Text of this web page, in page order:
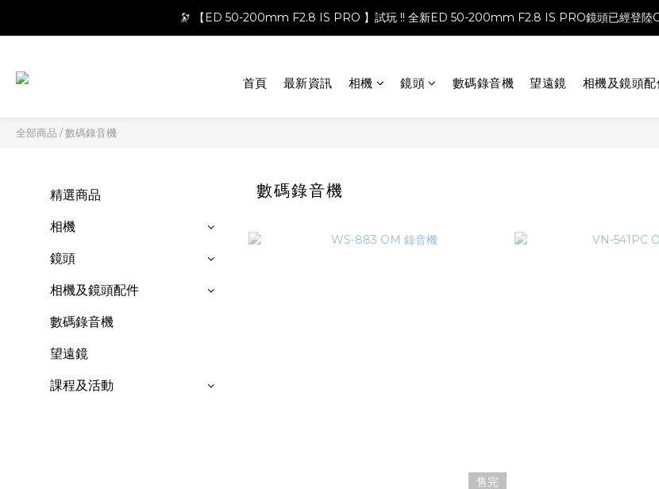
🔭 【ED 50-200mm F2.8 IS PRO 】試玩 !! 全新ED 50-200mm F2.8 IS PRO鏡頭已經登陸
首頁 最新資訊 相機 鏡頭 數碼錄音機 望遠鏡 相機及鏡頭配
全部商品 /數碼錄音機
精選商品
相機
鏡頭
相機及鏡頭配件
數碼錄音機
望遠鏡
課程及活動
數碼錄音機
售完